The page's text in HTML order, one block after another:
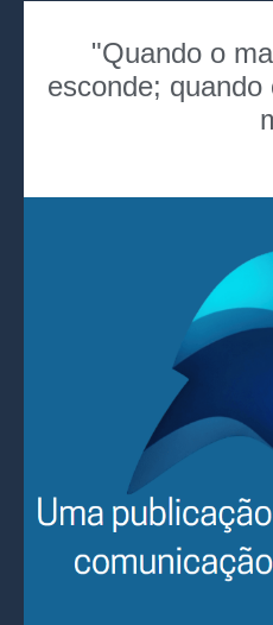
"Quando o
esconde;